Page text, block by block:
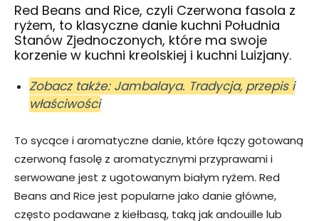
Red Beans and Rice, czyli Czerwona fasola z
ryżem, to klasyczne danie kuchni Południa
Stanów Zjednoczonych, które ma swoje
korzenie w kuchni kreolskiej i kuchni Luizjany.
Zobacz także: Jambalaya. Tradycja, przepis i
właściwości
To sycące i aromatyczne danie, które łączy gotowaną
czerwoną fasolę z aromatycznymi przyprawami i
serwowane jest z ugotowanym białym ryżem. Red
Beans and Rice jest popularne jako danie główne,
często podawane z kiełbasą, taką jak andouille lub